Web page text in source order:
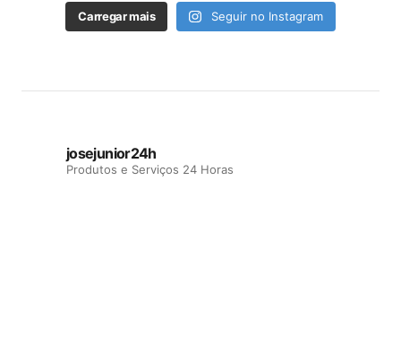
Carregar mais Seguir no Instagram
josejunior24h
Produtos e Serviços 24 Horas